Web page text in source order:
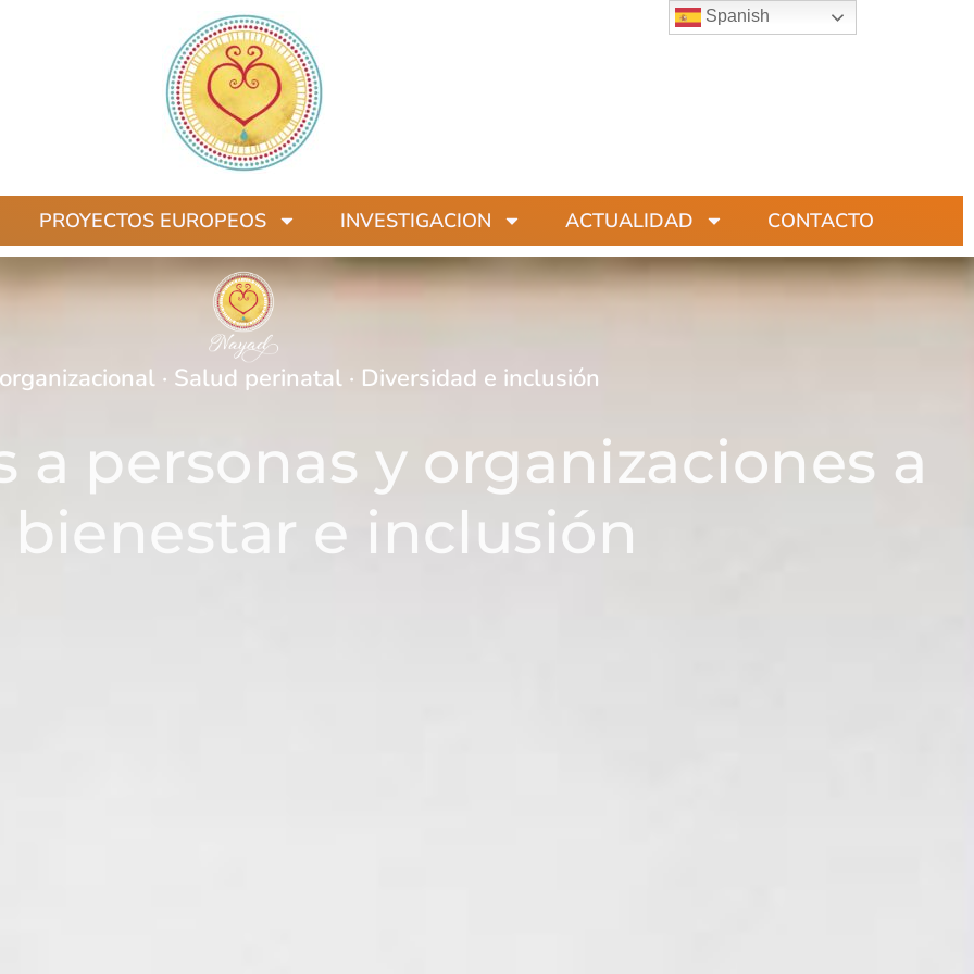
PROYECTOS EUROPEOS INVESTIGACION ACTUALIDAD CONTACTO
· Salud perinatal · Diversidad e inclusión
personas y organizaciones a
bienestar e inclusión
Spanish